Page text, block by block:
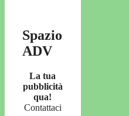
Spazio
ADV
La tua
pubblicità
qua!
Contattaci